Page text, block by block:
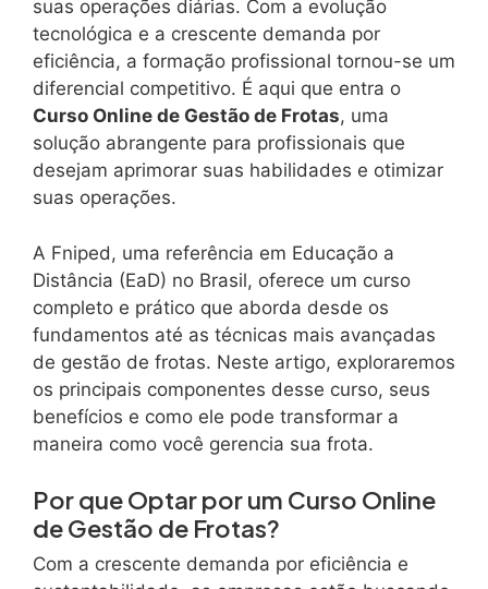
suas operações diárias. Com a evolução
tecnológica e a crescente demanda por
eficiência, a formação profissional tornou-se um
diferencial competitivo. É aqui que entra o
Curso Online de Gestão de Frotas, uma
solução abrangente para profissionais que
desejam aprimorar suas habilidades e otimizar
suas operações.
A Fniped, uma referência em Educação a
Distância (EaD) no Brasil, oferece um curso
completo e prático que aborda desde os
fundamentos até as técnicas mais avançadas
de gestão de frotas. Neste artigo, exploraremos
os principais componentes desse curso, seus
benefícios e como ele pode transformar a
maneira como você gerencia sua frota.
Por que Optar por um Curso Online
de Gestão de Frotas?
Com a crescente demanda por eficiência e